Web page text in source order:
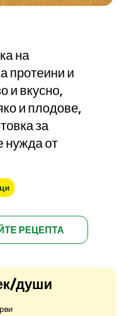
на
протеини и
и вкусно,
и плодове,
за
нужда от
РЕЦЕПТА
души